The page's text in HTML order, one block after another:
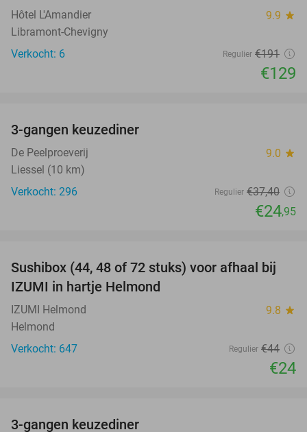
Hôtel L'Amandier 9.9 star
Libramont-Chevigny
Verkocht: 6
Regulier €191
€129
3-gangen keuzediner
De Peelproeverij 9.0 star
Liessel (10 km)
Verkocht: 296
Regulier €37,40
€24,95
45%
Sushibox (44, 48 of 72 stuks) voor afhaal bij
IZUMI in hartje Helmond
IZUMI Helmond 9.8 star
Helmond
Verkocht: 647
Regulier €44
€24
3-gangen keuzediner